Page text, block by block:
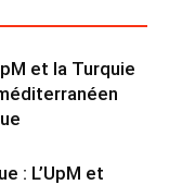
et la Turquie
: L’UpM et